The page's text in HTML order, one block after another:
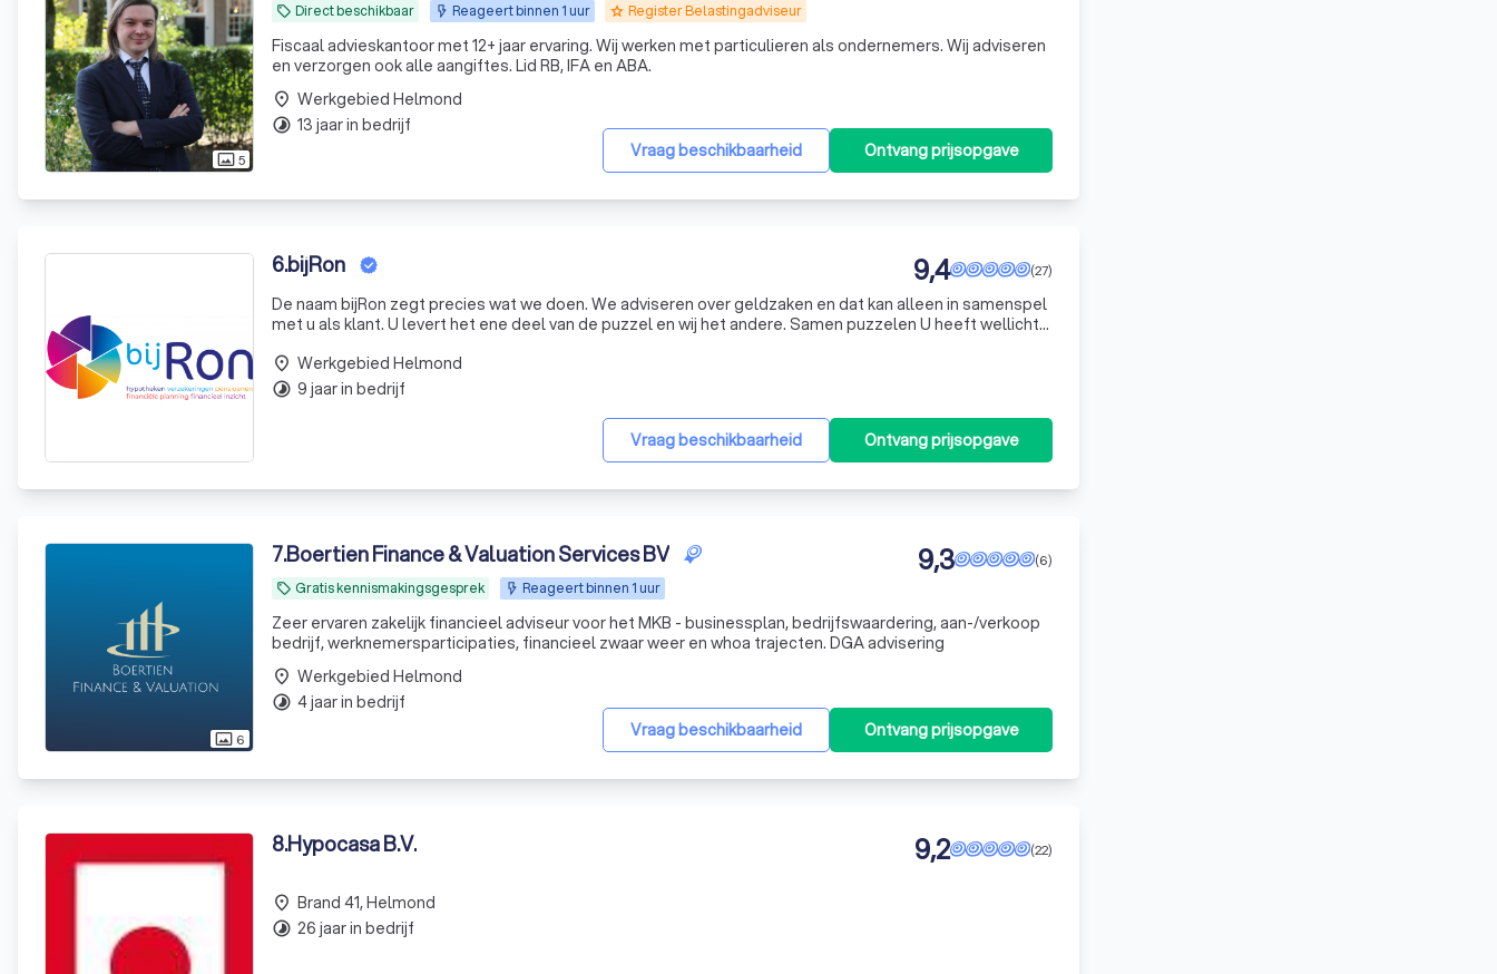
photo_size_select_actual5
local_offer Direct beschikbaar Reageert binnen 1 uur grade Register Belastingadviseur
Fiscaal advieskantoor met 12+ jaar ervaring. Wij werken met particulieren als ondernemers. Wij adviseren
en verzorgen ook alle aangiftes. Lid RB, IFA en ABA.
Vraag beschikbaarheid Ontvang prijsopgave
place Werkgebied Helmond
timelapse 13 jaar in bedrijf
6.bijRon (27)
9,4
De naam bijRon zegt precies wat we doen. We adviseren over geldzaken en dat kan alleen in samenspel
met u als klant. U levert het ene deel van de puzzel en wij het andere. Samen puzzelen U heeft wellicht
Vraag beschikbaarheid Ontvang prijsopgave
place Werkgebied Helmond
timelapse 9 jaar in bedrijf
photo_size_select_actual 6
7.Boertien Finance & Valuation Services BV
local_offer Gratis kennismakingsgesprek Reageert binnen 1 uur
(6)
9,3
Zeer ervaren zakelijk financieel adviseur voor het MKB - businessplan, bedrijfswaardering, aan-/verkoop
bedrijf, werknemersparticipaties, financieel zwaar weer en whoa trajecten. DGA advisering
Vraag beschikbaarheid Ontvang prijsopgave
place Werkgebied Helmond
timelapse 4 jaar in bedrijf
8.Hypocasa B.V. (22)
9,2
place Brand 41, Helmond
timelapse 26 jaar in bedrijf